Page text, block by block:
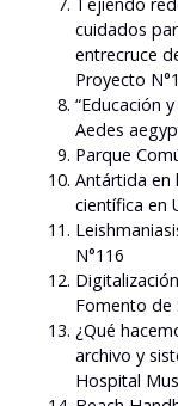
cuidados
entrecruce
Proyecto
“Educación
Aedes
Parque
Antártida en
científica en
N°116
Fomento de
¿Qué
archivo y
Hospital